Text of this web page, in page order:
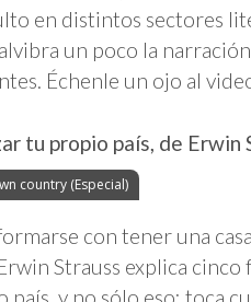
en distintos sectores
un poco la
Échenle un ojo al
tu propio país, de Erwin
country (Especial)
con tener una
Strauss explica